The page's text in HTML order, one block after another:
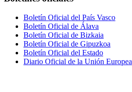
Boletín Oficial del País Vasco
Boletín Oficial de Álava
Boletín Oficial de Bizkaia
Boletín Oficial de Gipuzkoa
Boletín Oficial del Estado
Diario Oficial de la Unión Europea